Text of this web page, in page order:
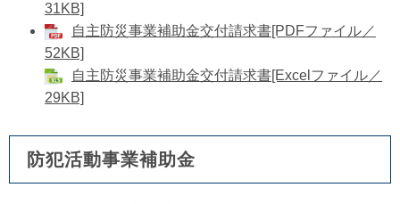
31KB]
自主防災事業補助金交付請求書[PDFファイル／
52KB]
​自主防災事業補助金交付請求書[Excelファイル／
29KB]
防犯活動事業補助金